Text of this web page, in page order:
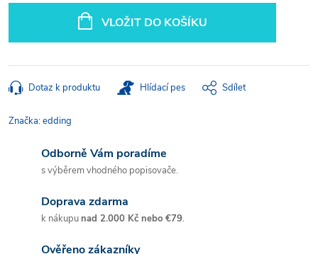
VLOŽIT DO KOŠÍKU
Dotaz k produktu Hlídací pes Sdílet
Značka:edding
Odborně Vám poradíme
s výběrem vhodného popisovače.
Doprava zdarma
k nákupunad 2.000 Kč nebo €79.
Ověřeno zákazníky